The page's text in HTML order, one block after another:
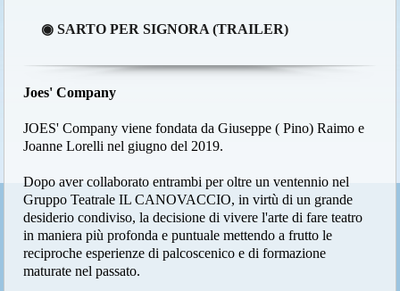
◉ SARTO PER SIGNORA (TRAILER)
Joes' Company
JOES' Company viene fondata da Giuseppe ( Pino) Raimo e
Joanne Lorelli nel giugno del 2019.
Dopo aver collaborato entrambi per oltre un ventennio nel
Gruppo Teatrale IL CANOVACCIO, in virtù di un grande
desiderio condiviso, la decisione di vivere l'arte di fare teatro
in maniera più profonda e puntuale mettendo a frutto le
reciproche esperienze di palcoscenico e di formazione
maturate nel passato.